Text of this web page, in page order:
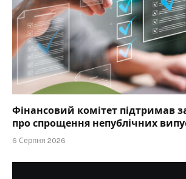
Фінансовий комітет підтримав
про спрощення непублічних
6 Серпня 2026